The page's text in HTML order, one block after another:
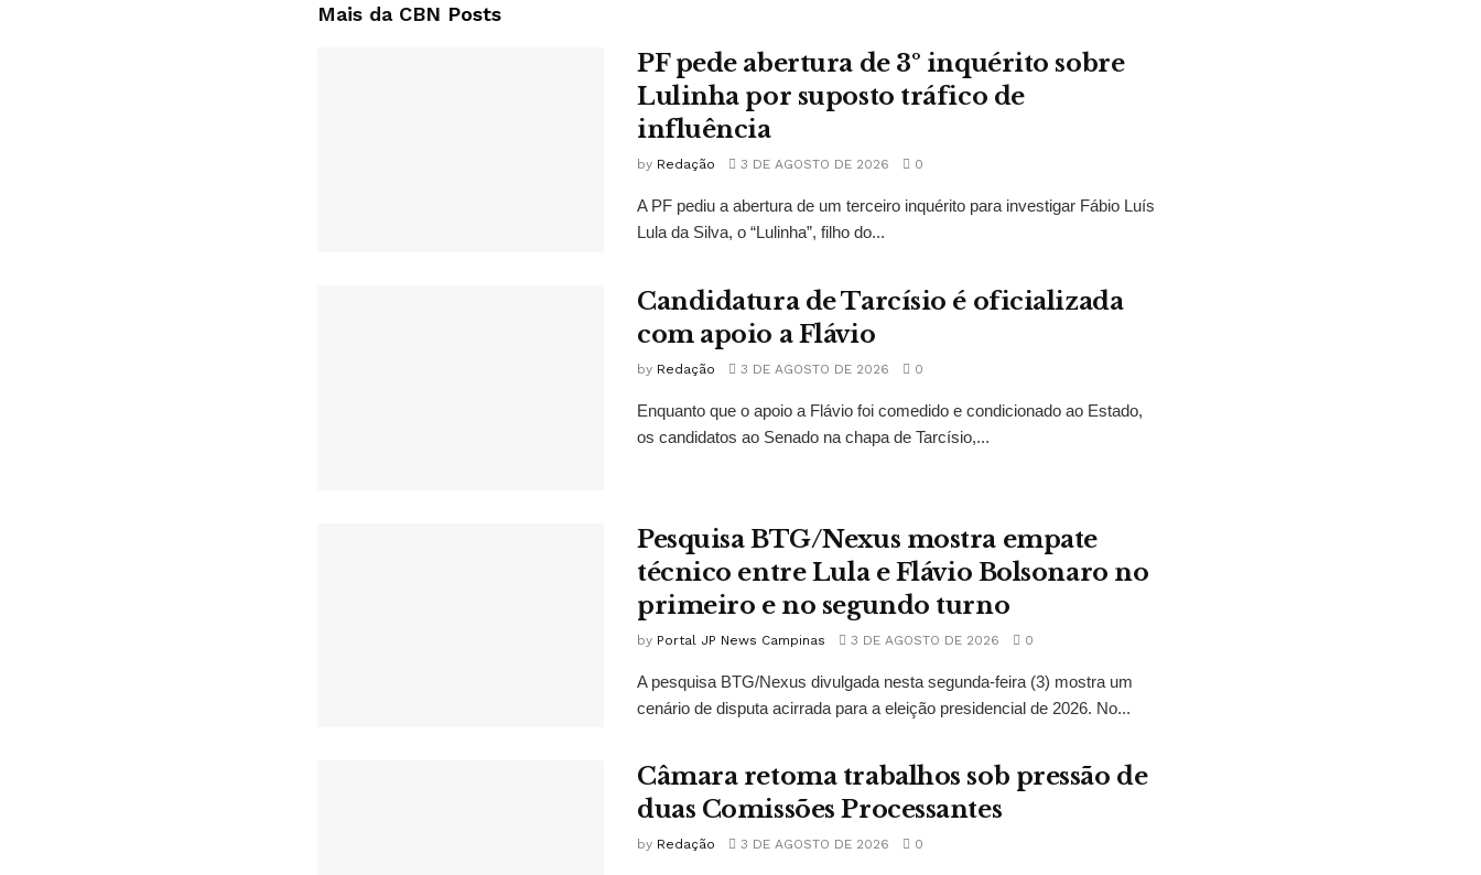
Mais da CBN Posts
PF pede abertura de 3º inquérito sobre
Lulinha por suposto tráfico de
influência
by Redação 3 DE AGOSTO DE 2026 0
A PF pediu a abertura de um terceiro inquérito para investigar Fábio Luís
Lula da Silva, o “Lulinha”, filho do...
Candidatura de Tarcísio é oficializada
com apoio a Flávio
by Redação 3 DE AGOSTO DE 2026 0
Enquanto que o apoio a Flávio foi comedido e condicionado ao Estado,
os candidatos ao Senado na chapa de Tarcísio,...
Pesquisa BTG/Nexus mostra empate
técnico entre Lula e Flávio Bolsonaro no
primeiro e no segundo turno
by Portal JP News Campinas 3 DE AGOSTO DE 2026 0
A pesquisa BTG/Nexus divulgada nesta segunda-feira (3) mostra um
cenário de disputa acirrada para a eleição presidencial de 2026. No...
Câmara retoma trabalhos sob pressão de
duas Comissões Processantes
by Redação 3 DE AGOSTO DE 2026 0